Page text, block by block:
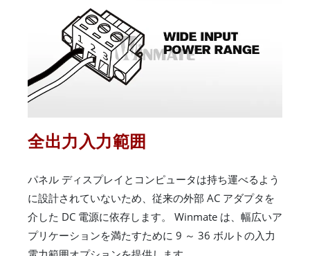
全出力入力範囲
パネル ディスプレイとコンピュータは持ち運べるよう
に設計されていないため、従来の外部 AC アダプタを
介した DC 電源に依存します。 Winmate は、幅広いア
プリケーションを満たすために 9 ～ 36 ボルトの入力